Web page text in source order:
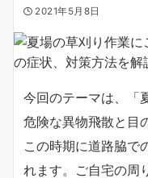
2021年5月8日
今回のテーマは、「
危険な異物飛散と目
この時期に道路脇で
れます。ご自宅の周